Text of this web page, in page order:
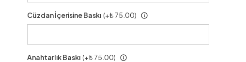
Cüzdan İçerisine Baskı (+₺ 75.00)
Anahtarlık Baskı (+₺ 75.00)